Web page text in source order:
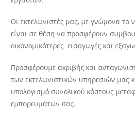
Οι εκτελωνιστές μας, με γνώμονα το
είναι σε θέση να προσφέρουν
οικονομικότερες εισαγωγές και
Προσφέρουμε ακριβής και
των εκτελωνιστικών υπηρεσιών μας
υπολογισμό συνολικού κόστους
εμπορευμάτων σας.